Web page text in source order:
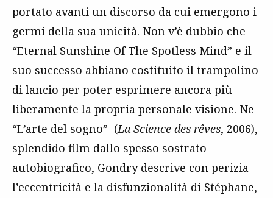
portato avanti un discorso da cui emergono i
germi della sua unicità. Non v’è dubbio che
“Eternal Sunshine Of The Spotless Mind” e il
suo successo abbiano costituito il trampolino
di lancio per poter esprimere ancora più
liberamente la propria personale visione. Ne
“L’arte del sogno” (La Science des rêves, 2006),
splendido film dallo spesso sostrato
autobiografico, Gondry descrive con perizia
l’eccentricità e la disfunzionalità di Stéphane,